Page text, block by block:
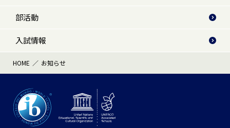
部活動
入試情報
HOME お知らせ